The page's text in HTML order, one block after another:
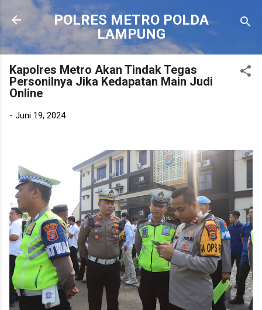
Langsung ke konten utama
POLRES METRO POLDA
LAMPUNG
Kapolres Metro Akan Tindak Tegas
Personilnya Jika Kedapatan Main Judi
Online
- Juni 19, 2024